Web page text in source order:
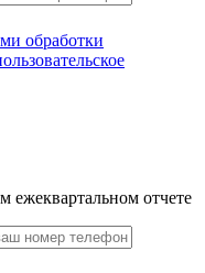
обработки
ежеквартальном отчете